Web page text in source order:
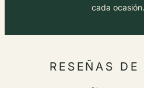
cada ocasión.
RESEÑAS